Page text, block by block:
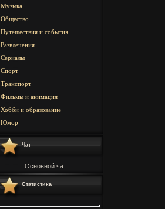
Музыка
Общество
Путешествия и события
Развлечения
Сериалы
Спорт
Транспорт
Фильмы и анимация
Хобби и образование
Юмор
Чат
Основной чат
Статистика